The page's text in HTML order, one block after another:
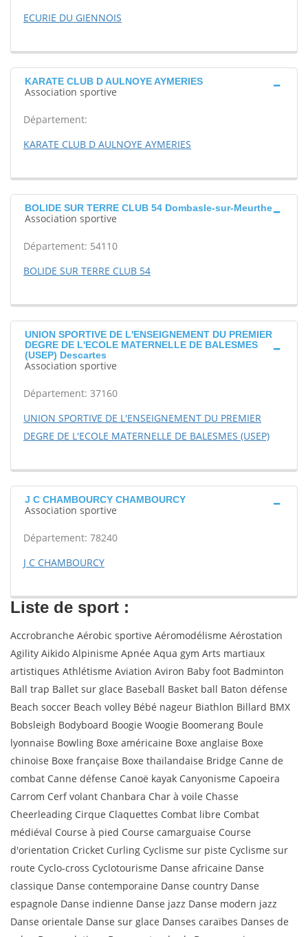
ECURIE DU GIENNOIS
KARATE CLUB D AULNOYE AYMERIES
Association sportive
Département:
KARATE CLUB D AULNOYE AYMERIES
BOLIDE SUR TERRE CLUB 54 Dombasle-sur-Meurthe
Association sportive
Département: 54110
BOLIDE SUR TERRE CLUB 54
UNION SPORTIVE DE L'ENSEIGNEMENT DU PREMIER
DEGRE DE L'ECOLE MATERNELLE DE BALESMES
(USEP) Descartes
Association sportive
Département: 37160
UNION SPORTIVE DE L'ENSEIGNEMENT DU PREMIER
DEGRE DE L'ECOLE MATERNELLE DE BALESMES (USEP)
J C CHAMBOURCY CHAMBOURCY
Association sportive
Département: 78240
J C CHAMBOURCY
Liste de sport :
Accrobranche Aérobic sportive Aéromodélisme Aérostation
Agility Aikido Alpinisme Apnée Aqua gym Arts martiaux
artistiques Athlétisme Aviation Aviron Baby foot Badminton
Ball trap Ballet sur glace Baseball Basket ball Baton défense
Beach soccer Beach volley Bébé nageur Biathlon Billard BMX
Bobsleigh Bodyboard Boogie Woogie Boomerang Boule
lyonnaise Bowling Boxe américaine Boxe anglaise Boxe
chinoise Boxe française Boxe thaïlandaise Bridge Canne de
combat Canne défense Canoë kayak Canyonisme Capoeira
Carrom Cerf volant Chanbara Char à voile Chasse
Cheerleading Cirque Claquettes Combat libre Combat
médiéval Course à pied Course camarguaise Course
d'orientation Cricket Curling Cyclisme sur piste Cyclisme sur
route Cyclo-cross Cyclotourisme Danse africaine Danse
classique Danse contemporaine Danse country Danse
espagnole Danse indienne Danse jazz Danse modern jazz
Danse orientale Danse sur glace Danses caraïbes Danses de